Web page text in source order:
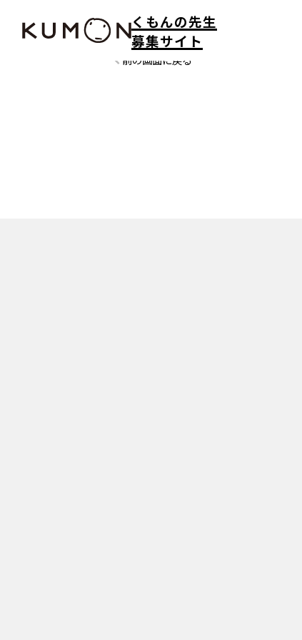
くもんの先生
募集サイト
前の画面に戻る